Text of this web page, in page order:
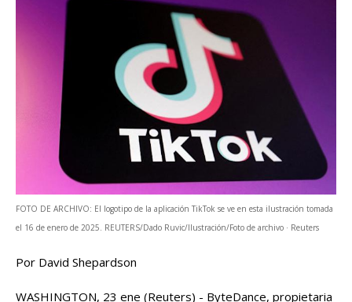
FOTO DE ARCHIVO: El logotipo de la aplicación TikTok se ve en esta ilustración tomada
el 16 de enero de 2025. REUTERS/Dado Ruvic/Ilustración/Foto de archivo · Reuters
Por David Shepardson
WASHINGTON, 23 ene (Reuters) - ByteDance, propietaria